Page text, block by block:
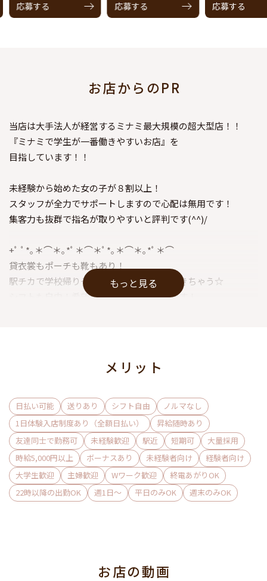
応募する 応募する 応募する
お店からのPR
当店は大手法人が経営するミナミ最大規模の超大型店！！
『ミナミで学生が一番働きやすいお店』を
目指しています！！
未経験から始めた女の子が８割以上！
スタッフが全力でサポートしますので心配は無用です！
集客力も抜群で指名が取りやすいと評判です(^^)/
+ﾟ ﾟ*｡＊⌒＊｡*ﾟ＊⌒＊ﾟ*｡＊⌒＊｡*ﾟ＊⌒
貸衣裳もポーチも靴もあり！
駅チカで学校帰りそのまま手ぶらで出勤できちゃう☆
シフトも自由！希望時間数通りはたらけます！
もっと見る
メリット
日払い可能 送りあり シフト自由
ノルマなし
1日体験入店制度あり（全額日払い）
昇給随時あり
友達同士で勤務可
未経験歓迎 駅近 短期可
大量採用
時給5,000円以上
ボーナスあり 未経験者向け
経験者向け
大学生歓迎
主婦歓迎 Wワーク歓迎
終電あがりOK
22時以降の出勤OK
週1日〜 平日のみOK 週末のみOK
お店の動画